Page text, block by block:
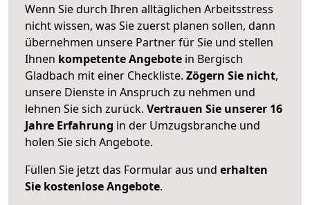
Wenn Sie durch Ihren alltäglichen Arbeitsstress
nicht wissen, was Sie zuerst planen sollen, dann
übernehmen unsere Partner für Sie und stellen
Ihnen kompetente Angebote in Bergisch
Gladbach mit einer Checkliste. Zögern Sie nicht,
unsere Dienste in Anspruch zu nehmen und
lehnen Sie sich zurück. Vertrauen Sie unserer 16
Jahre Erfahrung in der Umzugsbranche und
holen Sie sich Angebote.
Füllen Sie jetzt das Formular aus und erhalten
Sie kostenlose Angebote.